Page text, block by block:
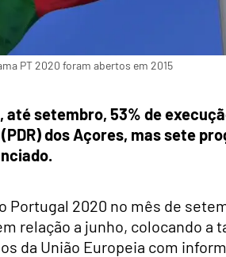
PT 2020 foram abertos em 2015
até setembro, 53% de
dos Açores, mas sete
Portugal 2020 no mês de
relação a junho, colocando a
da União Europeia com